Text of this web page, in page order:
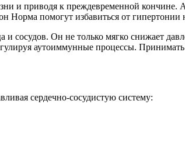
и приводя к преждевременной
помогут избавиться от гипертонии
сосудов. Он не только мягко снижает
аутоиммунные процессы.
сердечно-сосудистую систему: